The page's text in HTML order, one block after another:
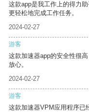
这款app是我工作上的得力
更轻松地完成工作任务。
2024-02-27
游客
这款加速器app的安全性很
放心。
2024-02-27
游客
这款加速器VPM应用程序已